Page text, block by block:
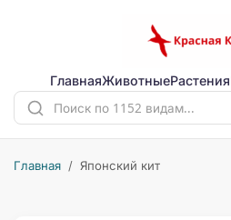
ГлавнаяЖивотныеРастения
Главная / Японский кит